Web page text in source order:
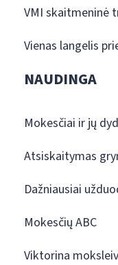
VMI skaitmeninė
Vienas langelis
NAUDINGA
Mokesčiai ir jų
Atsiskaitymas
Dažniausiai
Mokesčių ABC
Viktorina